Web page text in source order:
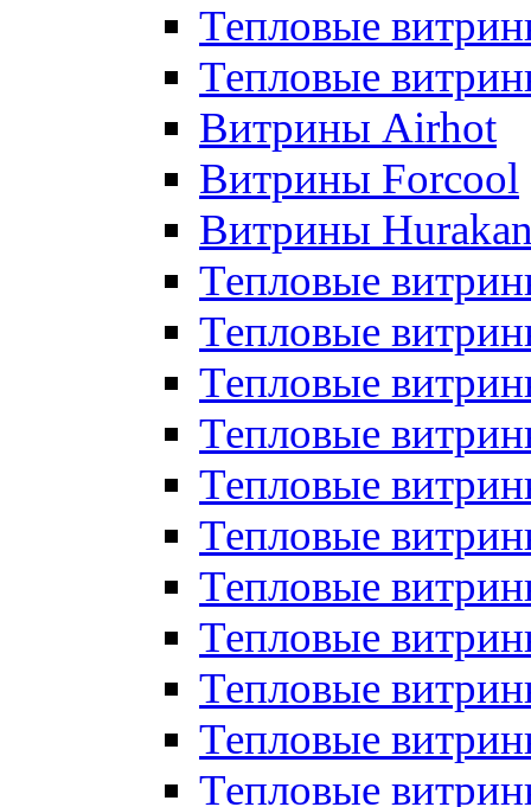
Тепловые
Тепловые
Витрины Airhot
Витрины Forcool
Витрины
Тепловые
Тепловые
Тепловые
Тепловые
Тепловые
Тепловые
Тепловые
Тепловые
Тепловые
Тепловые
Тепловые